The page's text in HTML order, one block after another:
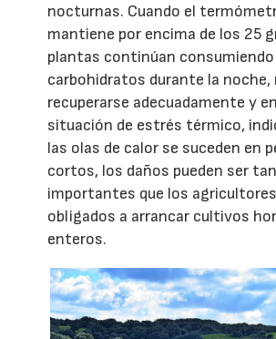
nocturnas. Cuando el
mantiene por encima de los 25
plantas continúan consumiendo
carbohidratos durante la noche,
recuperarse adecuadamente y
situación de estrés térmico,
las olas de calor se suceden en
cortos, los daños pueden ser tan
importantes que los
obligados a arrancar cultivos
enteros.